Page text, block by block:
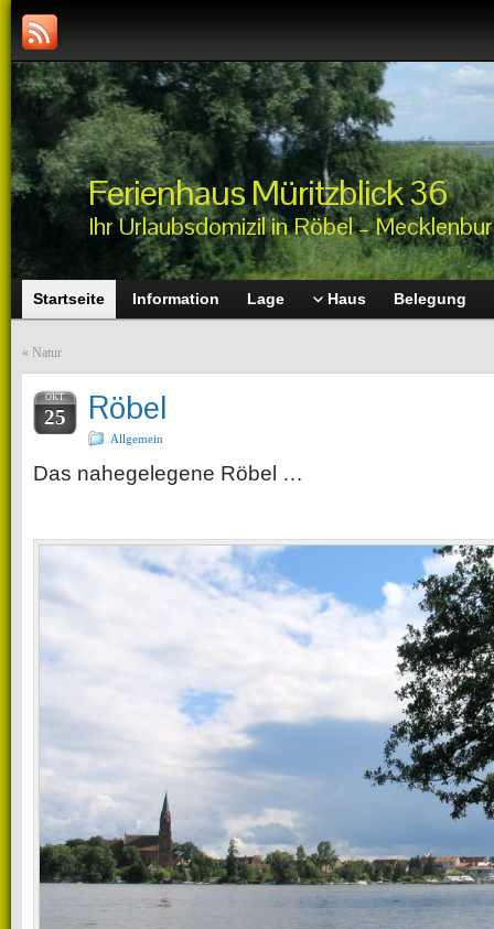
Ferienhaus Müritzblick 36
Ihr Urlaubsdomizil in Röbel –
Startseite Information Lage Haus Belegung
« Natur
OKT.
25 Röbel
Allgemein
Das nahegelegene Röbel …